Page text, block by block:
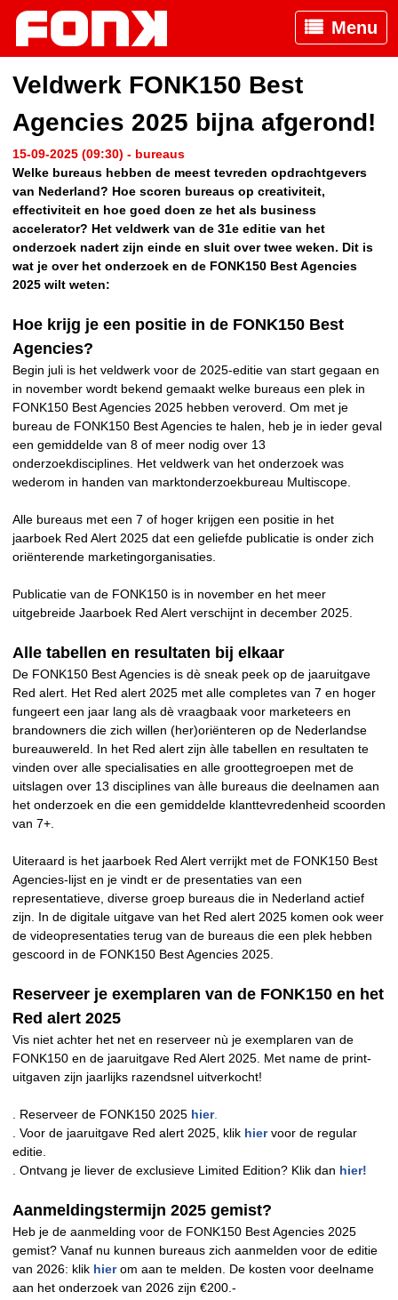
Menu
Veldwerk FONK150 Best
Agencies 2025 bijna afgerond!
15-09-2025 (09:30) - bureaus
Welke bureaus hebben de meest tevreden opdrachtgevers
van Nederland? Hoe scoren bureaus op creativiteit,
effectiviteit en hoe goed doen ze het als business
accelerator? Het veldwerk van de 31e editie van het
onderzoek nadert zijn einde en sluit over twee weken. Dit is
wat je over het onderzoek en de FONK150 Best Agencies
2025 wilt weten:
Hoe krijg je een positie in de FONK150 Best
Agencies?
Begin juli is het veldwerk voor de 2025-editie van start gegaan en
in november wordt bekend gemaakt welke bureaus een plek in
FONK150 Best Agencies 2025 hebben veroverd. Om met je
bureau de FONK150 Best Agencies te halen, heb je in ieder geval
een gemiddelde van 8 of meer nodig over 13
onderzoekdisciplines. Het veldwerk van het onderzoek was
wederom in handen van marktonderzoekbureau Multiscope.
Alle bureaus met een 7 of hoger krijgen een positie in het
jaarboek Red Alert 2025 dat een geliefde publicatie is onder zich
oriënterende marketingorganisaties.
Publicatie van de FONK150 is in november en het meer
uitgebreide Jaarboek Red Alert verschijnt in december 2025.
Alle tabellen en resultaten bij elkaar
De FONK150 Best Agencies is dè sneak peek op de jaaruitgave
Red alert. Het Red alert 2025 met alle completes van 7 en hoger
fungeert een jaar lang als dè vraagbaak voor marketeers en
brandowners die zich willen (her)oriënteren op de Nederlandse
bureauwereld. In het Red alert zijn àlle tabellen en resultaten te
vinden over alle specialisaties en alle groottegroepen met de
uitslagen over 13 disciplines van àlle bureaus die deelnamen aan
het onderzoek en die een gemiddelde klanttevredenheid scoorden
van 7+.
Uiteraard is het jaarboek Red Alert verrijkt met de FONK150 Best
Agencies-lijst en je vindt er de presentaties van een
representatieve, diverse groep bureaus die in Nederland actief
zijn. In de digitale uitgave van het Red alert 2025 komen ook weer
de videopresentaties terug van de bureaus die een plek hebben
gescoord in de FONK150 Best Agencies 2025.
Reserveer je exemplaren van de FONK150 en het
Red alert 2025
Vis niet achter het net en reserveer nù je exemplaren van de
FONK150 en de jaaruitgave Red Alert 2025. Met name de print-
uitgaven zijn jaarlijks razendsnel uitverkocht!
. Reserveer de FONK150 2025 hier.
. Voor de jaaruitgave Red alert 2025, klik hiervoor de regular
editie.
. Ontvang je liever de exclusieve Limited Edition? Klik dan hier!
Aanmeldingstermijn 2025 gemist?
Heb je de aanmelding voor de FONK150 Best Agencies 2025
gemist? Vanaf nu kunnen bureaus zich aanmelden voor de editie
van 2026: klik hierom aan te melden. De kosten voor deelname
aan het onderzoek van 2026 zijn €200.-